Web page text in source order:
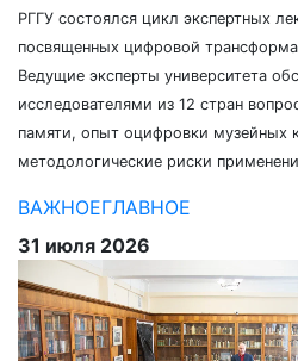
РГГУ состоялся цикл экспертных
посвященных цифровой
Ведущие эксперты университета
исследователями из 12 стран
памяти, опыт оцифровки музейных
методологические риски
ВАЖНОЕГЛАВНОЕ
31 июля 2026